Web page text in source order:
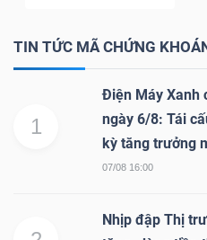
TIN TỨC MÃ CHỨNG
1
Điện Máy Xanh
ngày 6/8: Tái
kỳ tăng trưởng
07/08 16:00
Nhịp đập Thị
DOANH
NGHIỆP